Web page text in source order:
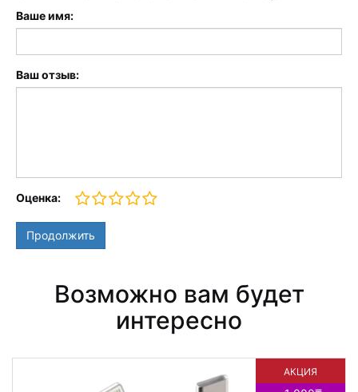
Ваше имя:
Ваш отзыв:
Оценка:
Продолжить
Возможно вам будет
интересно
АКЦИЯ